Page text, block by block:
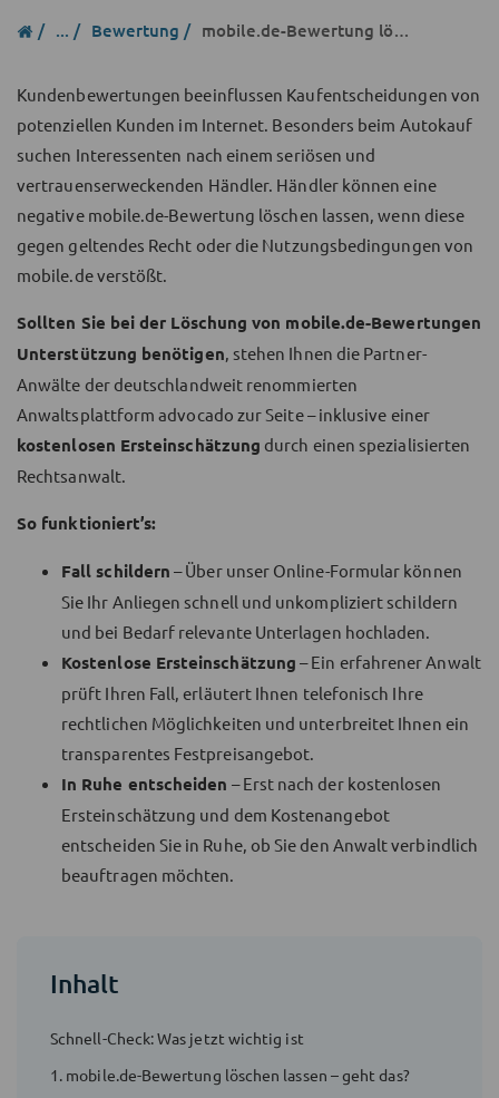
... Bewertung mobile.de-Bewertung löschen
Kundenbewertungen beeinflussen Kaufentscheidungen von
potenziellen Kunden im Internet. Besonders beim Autokauf
suchen Interessenten nach einem seriösen und
vertrauenserweckenden Händler. Händler können eine
negative mobile.de-Bewertung löschen lassen, wenn diese
gegen geltendes Recht oder die Nutzungsbedingungen von
mobile.de verstößt.
Sollten Sie bei der Löschung von mobile.de-Bewertungen
Unterstützung benötigen , stehen Ihnen die Partner-
Anwälte der deutschlandweit renommierten
Anwaltsplattform advocado zur Seite – inklusive einer
kostenlosen Ersteinschätzung durch einen spezialisierten
Rechtsanwalt.
So funktioniert’s:
Fall schildern – Über unser Online-Formular können
Sie Ihr Anliegen schnell und unkompliziert schildern
und bei Bedarf relevante Unterlagen hochladen.
Kostenlose Ersteinschätzung – Ein erfahrener Anwalt
prüft Ihren Fall, erläutert Ihnen telefonisch Ihre
rechtlichen Möglichkeiten und unterbreitet Ihnen ein
transparentes Festpreisangebot.
In Ruhe entscheiden – Erst nach der kostenlosen
Ersteinschätzung und dem Kostenangebot
entscheiden Sie in Ruhe, ob Sie den Anwalt verbindlich
beauftragen möchten.
Inhalt
Schnell-Check: Was jetzt wichtig ist
1. mobile.de-Bewertung löschen lassen – geht das?